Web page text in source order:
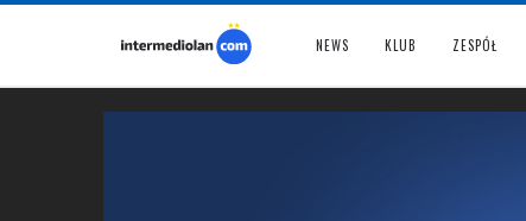
NEWS KLUB ZESPÓŁ